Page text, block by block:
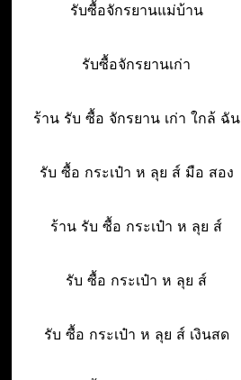
รับซื้อจักรยานแม่บ้าน
รับซื้อจักรยานเก่า
ร้าน รับ ซื้อ จักรยาน เก่า ใกล้ ฉัน
รับ ซื้อ กระเป๋า ห ลุย ส์ มือ สอง
ร้าน รับ ซื้อ กระเป๋า ห ลุย ส์
รับ ซื้อ กระเป๋า ห ลุย ส์
รับ ซื้อ กระเป๋า ห ลุย ส์ เงินสด